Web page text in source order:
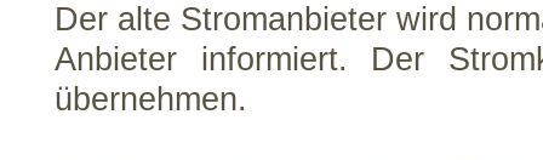
Der alte Stromanbieter wird
Anbieter informiert. Der
übernehmen.